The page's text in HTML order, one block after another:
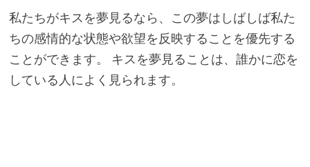
私たちがキスを夢見るなら、この夢はしばしば私た
ちの感情的な状態や欲望を反映することを優先する
ことができます。 キスを夢見ることは、誰かに恋を
している人によく見られます。